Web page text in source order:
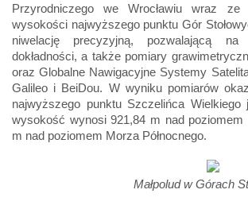
Przyrodniczego we Wrocławiu wraz ze
wysokości najwyższego punktu Gór
niwelację precyzyjną, pozwalającą na
dokładności, a także pomiary
oraz Globalne Nawigacyjne Systemy
Galileo i BeiDou. W wyniku pomiarów
najwyższego punktu Szczelińca Wielkiego
wysokość wynosi 921,84 m nad poziomem
m nad poziomem Morza Północnego.
Małpolud w Górach